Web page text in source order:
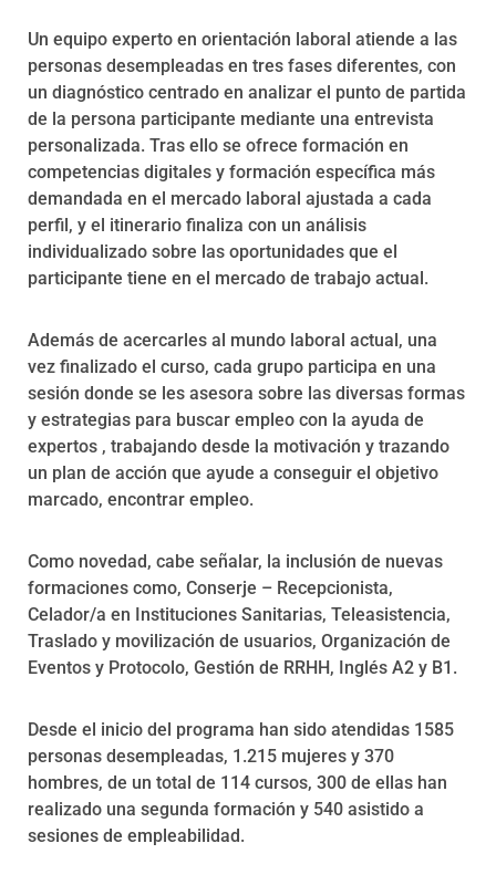
Un equipo experto en orientación laboral atiende a las
personas desempleadas en tres fases diferentes, con
un diagnóstico centrado en analizar el punto de partida
de la persona participante mediante una entrevista
personalizada. Tras ello se ofrece formación en
competencias digitales y formación específica más
demandada en el mercado laboral ajustada a cada
perfil, y el itinerario finaliza con un análisis
individualizado sobre las oportunidades que el
participante tiene en el mercado de trabajo actual.
Además de acercarles al mundo laboral actual, una
vez finalizado el curso, cada grupo participa en una
sesión donde se les asesora sobre las diversas formas
y estrategias para buscar empleo con la ayuda de
expertos , trabajando desde la motivación y trazando
un plan de acción que ayude a conseguir el objetivo
marcado, encontrar empleo.
Como novedad, cabe señalar, la inclusión de nuevas
formaciones como, Conserje – Recepcionista,
Celador/a en Instituciones Sanitarias, Teleasistencia,
Traslado y movilización de usuarios, Organización de
Eventos y Protocolo, Gestión de RRHH, Inglés A2 y B1.
Desde el inicio del programa han sido atendidas 1585
personas desempleadas, 1.215 mujeres y 370
hombres, de un total de 114 cursos, 300 de ellas han
realizado una segunda formación y 540 asistido a
sesiones de empleabilidad.